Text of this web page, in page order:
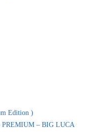
Edition )
PREMIUM – BIG LUCA